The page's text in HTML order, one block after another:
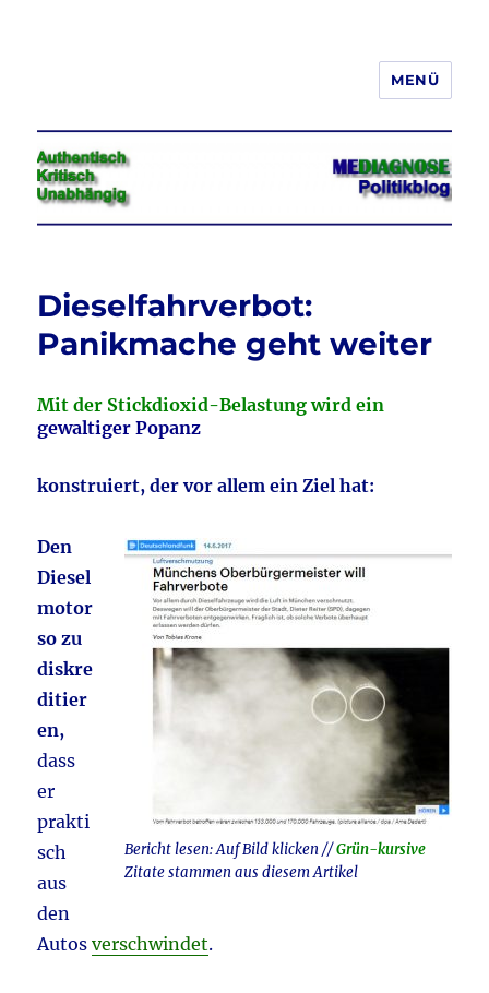
Jeder hat das Recht, seine
Meinung in Wort, Schrift und Bild
frei zu äußern und zu verbreiten
MENÜ
Dieselfahrverbot:
Panikmache geht weiter
Mit der Stickdioxid-Belastung wird ein
gewaltiger Popanz
konstruiert, der vor allem ein Ziel hat:
Bericht lesen: Auf Bild klicken //Grün-kursive
Zitate stammen aus diesem Artikel
Den
Diesel
motor
so zu
diskre
ditier
en,
dass
er
prakti
sch
aus
den
Autosverschwindet.